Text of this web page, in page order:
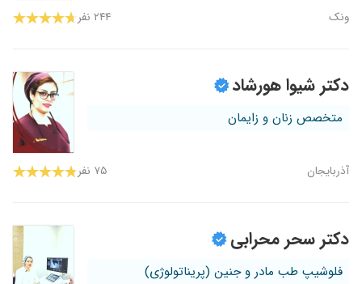
ونک ۲۴۴ نفر
دکتر شیوا هورشاد
متخصص زنان و زایمان
آذربایجان ۷۵ نفر
دکتر سحر محرابی
فلوشیپ طب مادر و جنین (پریناتولوژی)